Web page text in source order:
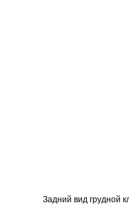
Задний вид грудной